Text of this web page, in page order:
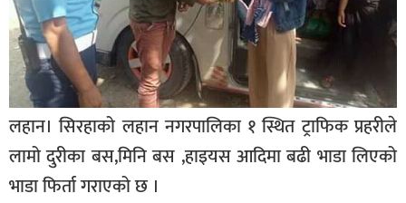
राजनीति
प्रमुख
समाचार
राष्ट्रिय
अन्तराष्ट्रिय
अन्तरबार्ता
लहान। सिरहाको लहान नगरपालिका १ स्थित ट्राफिक प्रहरीले
लामो दुरीका बस,मिनि बस ,हाइयस आदिमा बढी भाडा लिएको
भाडा फिर्ता गराएको छ ।